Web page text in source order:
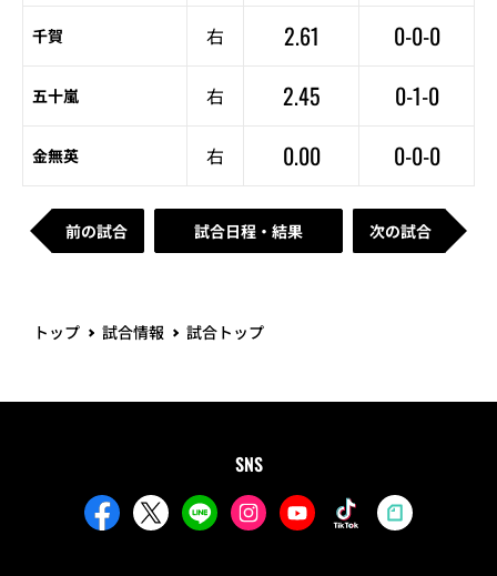
千賀 右 2.61 0-0-0
五十嵐 右 2.45 0-1-0
金無英 右 0.00 0-0-0
前の試合 試合日程・結果 次の試合
トップ 試合情報 試合トップ
SNS